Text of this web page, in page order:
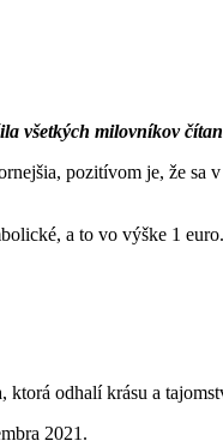
všetkých milovníkov
pozitívom je, že
a to vo výške 1
odhalí krásu a
2021.